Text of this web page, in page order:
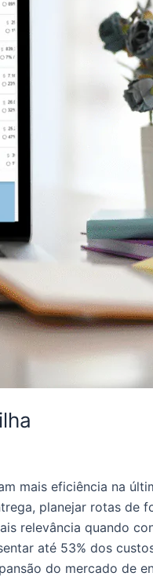
mais eficiência na
planejar rotas de
relevância quando
até 53% dos
do mercado de